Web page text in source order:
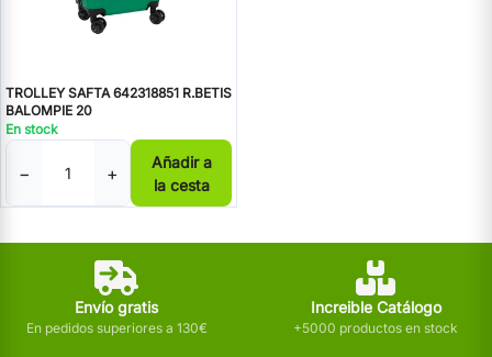
TROLLEY SAFTA 642318851 R.BETIS
BALOMPIE 20
En stock
− +
Añadir a
la cesta
Envío gratis
En pedidos superiores a 130€
Increible Catálogo
+5000 productos en stock